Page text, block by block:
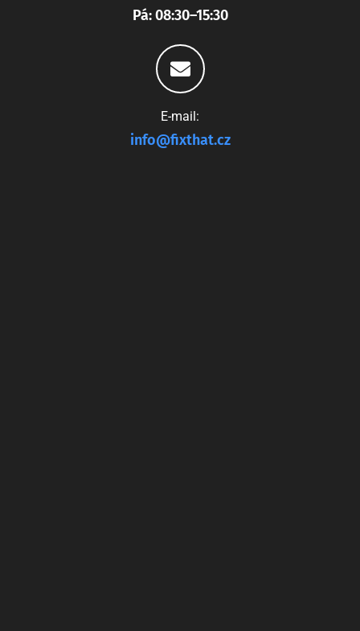
Pá: 08:30–15:30
E-mail:
info@fixthat.cz